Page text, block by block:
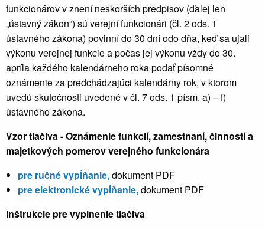
funkcionárov v znení neskorších predpisov (ďalej len
„ústavný zákon“) sú verejní funkcionári (čl. 2 ods. 1
ústavného zákona) povinní do 30 dní odo dňa, keď sa ujali
výkonu verejnej funkcie a počas jej výkonu vždy do 30.
apríla každého kalendárneho roka podať písomné
oznámenie za predchádzajúci kalendárny rok, v ktorom
uvedú skutočnosti uvedené v čl. 7 ods. 1 písm. a) – f)
ústavného zákona.
Vzor tlačiva - Oznámenie funkcií, zamestnaní, činností a
majetkových pomerov verejného funkcionára
pre ručné vypĺňanie,dokument PDF
pre elektronické vypĺňanie,dokument PDF
Inštrukcie pre vyplnenie tlačiva